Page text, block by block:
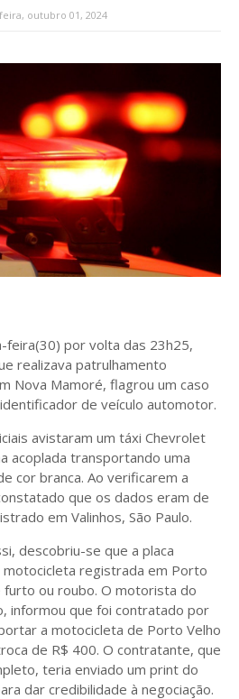
outubro 01, 2024
feira(30) por volta das 23h25,
realizava patrulhamento
Nova Mamoré, flagrou um caso
de veículo automotor.
avistaram um táxi Chevrolet
acoplada transportando uma
cor branca. Ao verificarem a
que os dados eram de
em Valinhos, São Paulo.
descobriu-se que a placa
motocicleta registrada em Porto
ou roubo. O motorista do
informou que foi contratado por
a motocicleta de Porto Velho
de R$ 400. O contratante, que
teria enviado um print do
dar credibilidade à negociação.